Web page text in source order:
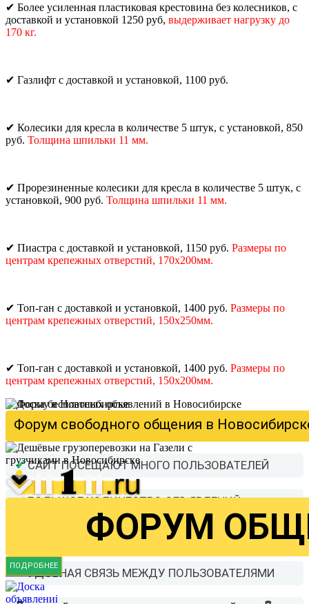
✔ Более усиленная пластиковая крестовина без колесников, с
доставкой и установкой 1250 руб, выдерживает нагрузку до
170 кг.
✔ Газлифт с доставкой и установкой, 1100 руб.
✔ Колесики для кресла в количестве 5 штук, с установкой, 850
руб. Толщина шпильки 11 мм.
✔ Прорезиненные колесики для кресла в количестве 5 штук, с
установкой, 900 руб. Толщина шпильки 11 мм.
✔ Пиастра с доставкой и установкой, 1150 руб. Размеры по
центрам крепежных отверстий, 170х200мм.
✔ Топ-ган с доставкой и установкой, 1400 руб. Размеры по
центрам крепежных отверстий, 150х250мм.
✔ Топ-ган с доставкой и установкой, 1400 руб. Размеры по
центрам крепежных отверстий, 150х200мм.
Доска бесплатных объявлений в
✔САЙТ ПОСЕЩАЮТ МНОГО ПОЛЬЗОВАТЕЛЕЙ
✔БОЛЬШОЕ КОЛИЧЕСТВО ОБЪЯВЛЕНИЙ
ЛИЧНЫЙ КАБИНЕТ С ОБЪЯВЛЕНИЯМИ
✔УДОБНАЯ СВЯЗЬ МЕЖДУ ПОЛЬЗОВАТЕЛЯМИ
Форум свободного общения в
ФОРУМ
ПОДРОБНЕЕ